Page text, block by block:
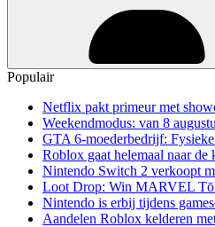
Populair
Netflix pakt primeur met
Weekendmodus: van 8
GTA 6-moederbedrijf:
Roblox gaat helemaal naar
Nintendo Switch 2 verkoopt
Loot Drop: Win MARVEL
Nintendo is erbij tijdens
Aandelen Roblox kelderen